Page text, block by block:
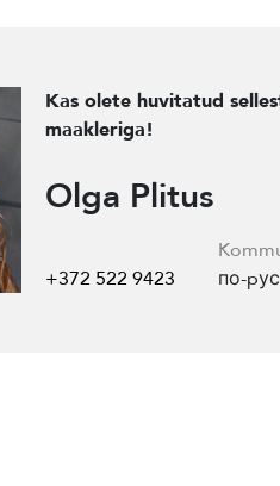
Kas olete huvitatud
maakleriga!
Olga Plitus
+372 522 9423
по-